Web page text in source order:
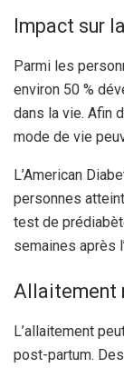
Impact sur
Parmi les
environ 50 %
dans la vie. Afin
mode de vie
L’American
personnes
test de
semaines après
Allaitement
L’allaitement
post-partum.